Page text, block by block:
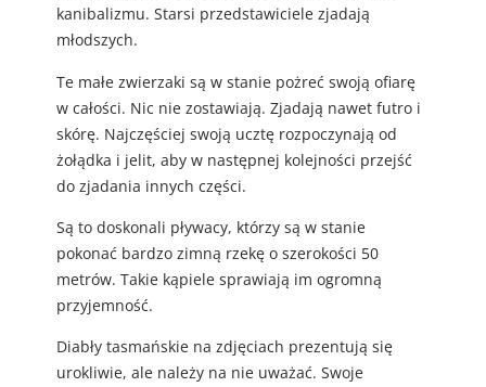
kanibalizmu. Starsi przedstawiciele zjadają
młodszych.
Te małe zwierzaki są w stanie pożreć swoją ofiarę
w całości. Nic nie zostawiają. Zjadają nawet futro i
skórę. Najczęściej swoją ucztę rozpoczynają od
żołądka i jelit, aby w następnej kolejności przejść
do zjadania innych części.
Są to doskonali pływacy, którzy są w stanie
pokonać bardzo zimną rzekę o szerokości 50
metrów. Takie kąpiele sprawiają im ogromną
przyjemność.
Diabły tasmańskie na zdjęciach prezentują się
urokliwie, ale należy na nie uważać. Swoje